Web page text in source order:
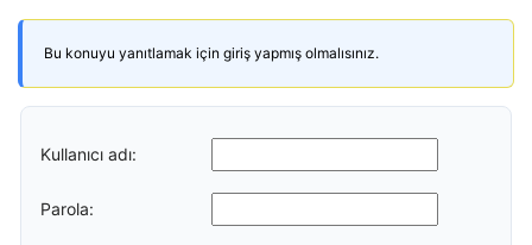
Bu konuyu yanıtlamak için giriş yapmış olmalısınız.
Kullanıcı adı:
Parola: